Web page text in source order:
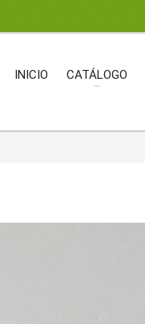
INICIO CATÁLOGO